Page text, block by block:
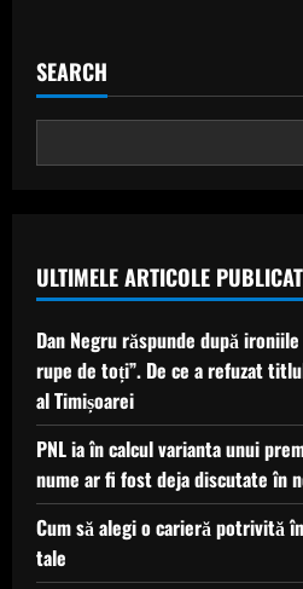
în
pentru
alegerilor
SEARCH
ULTIMELE ARTICOLE
Dan Negru răspunde după
rupe de toți”. De ce a refuzat
al Timișoarei
PNL ia în calcul varianta unui
nume ar fi fost deja discutate în
Cum să alegi o carieră potrivită
tale